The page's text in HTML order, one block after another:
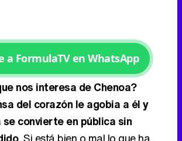
a FormulaTV en WhatsApp
nos interesa de Chenoa?
del corazón le agobia a él y
se convierte en pública sin